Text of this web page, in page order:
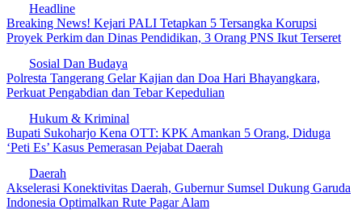
Headline
Breaking News! Kejari PALI Tetapkan 5 Tersangka Korupsi
Proyek Perkim dan Dinas Pendidikan, 3 Orang PNS Ikut Terseret
Sosial Dan Budaya
Polresta Tangerang Gelar Kajian dan Doa Hari Bhayangkara,
Perkuat Pengabdian dan Tebar Kepedulian
Hukum & Kriminal
​Bupati Sukoharjo Kena OTT: KPK Amankan 5 Orang, Diduga
‘Peti Es’ Kasus Pemerasan Pejabat Daerah
Daerah
​Akselerasi Konektivitas Daerah, Gubernur Sumsel Dukung Garuda
Indonesia Optimalkan Rute Pagar Alam